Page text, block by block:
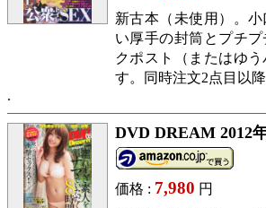
新古本（未使用）。
い厚手の封筒とプチ
クポスト（またはゆ
す。同時注文2点目以降
DVD DREAM 2012
価格 : 7,980 円